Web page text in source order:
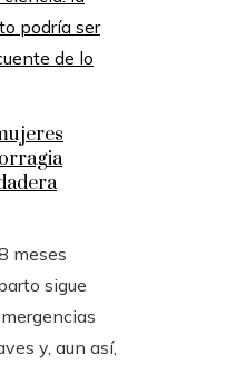
meses
sigue
y, aun así,